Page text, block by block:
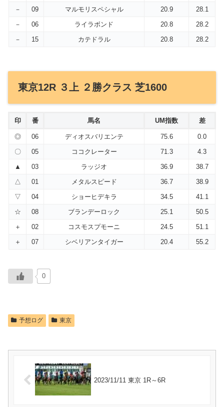
－
09 マルモリスペシャル 20.9
28.1
－
06 ライラボンド 20.8
28.2
－
15 カテドラル 20.8 28.2
東京12R ３上 ２勝クラス 芝1600
印 番 馬名 UM指数 差
◎ 06 ディオスバリエンテ 75.6
0.0
〇
05 ココクレーター 71.3
4.3
▲
03 ラッジオ 36.9
38.7
△
01 メタルスピード 36.7
38.9
▽
04 ショーヒデキラ 34.5
41.1
☆
08 ブランデーロック 25.1
50.5
＋
02 コスモスプモーニ 24.5
51.1
＋
07 シベリアンタイガー 20.4 55.2
0
予想ログ 東京
2023/11/11 東京 1R～6R